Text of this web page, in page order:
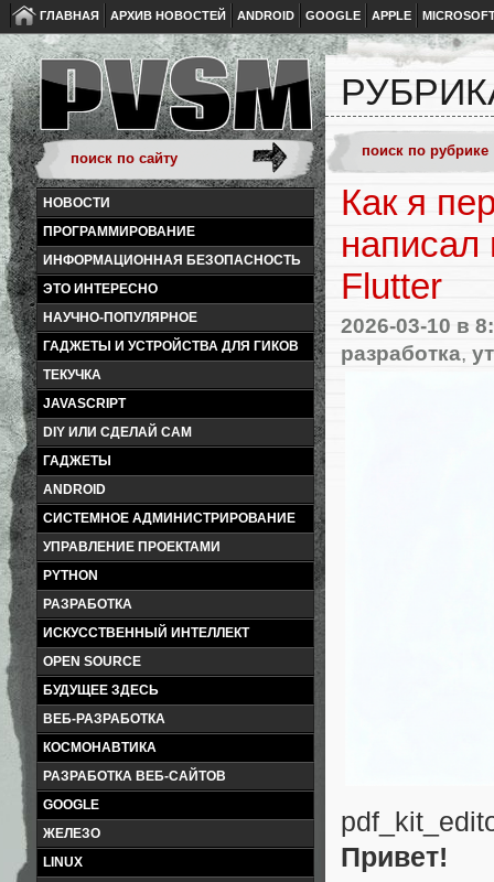
ГЛАВНАЯ АРХИВ НОВОСТЕЙ ANDROID GOOGLE APPLE
НОВОСТИ
ПРОГРАММИРОВАНИЕ
ИНФОРМАЦИОННАЯ БЕЗОПАСНОСТЬ
ЭТО ИНТЕРЕСНО
НАУЧНО-ПОПУЛЯРНОЕ
ГАДЖЕТЫ И УСТРОЙСТВА ДЛЯ ГИКОВ
ТЕКУЧКА
JAVASCRIPT
DIY ИЛИ СДЕЛАЙ САМ
ГАДЖЕТЫ
ANDROID
СИСТЕМНОЕ АДМИНИСТРИРОВАНИЕ
УПРАВЛЕНИЕ ПРОЕКТАМИ
PYTHON
РАЗРАБОТКА
ИСКУССТВЕННЫЙ ИНТЕЛЛЕКТ
OPEN SOURCE
БУДУЩЕЕ ЗДЕСЬ
ВЕБ-РАЗРАБОТКА
КОСМОНАВТИКА
РАЗРАБОТКА ВЕБ-САЙТОВ
GOOGLE
ЖЕЛЕЗО
LINUX
Как я
написал
Flutter
2026-03-10 в
разработка,
Привет!